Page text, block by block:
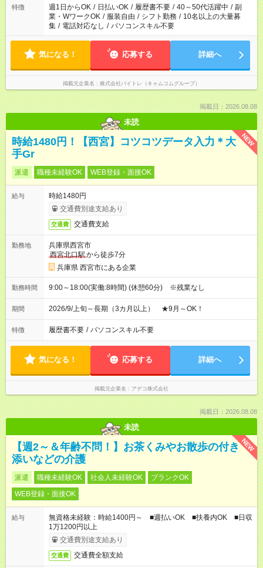
特徴 週1日からOK / 日払いOK / 履歴書不要 / 40～50代活躍中 / 副
業・WワークOK / 服装自由 / シフト勤務 / 10名以上の大量募
集 / 電話対応なし / パソコンスキル不要
気になる！ 応募する 詳細へ
掲載元企業名 株式会社バイトレ（キャムコムグループ）
掲載日：2026.08.08
未読
NEW
時給1480円！【西宮】コツコツデータ入力＊大
手Gr
派遣 職種未経験OK WEB登録・面接OK
給与
時給1480円
交通費別途支給あり
交通費 交通費支給
勤務地
兵庫県西宮市
西宮北口駅から徒歩7分
兵庫県 西宮市にある企業
勤務時間 9:00～18:00(実働:8時間) (休憩60分) ※残業なし
期間 2026/9/上旬～長期（3カ月以上） ★9月～OK！
特徴 履歴書不要 / パソコンスキル不要
気になる！ 応募する 詳細へ
掲載元企業名 アデコ株式会社
掲載日：2026.08.08
未読
NEW
【週2～＆年齢不問！】お茶くみやお散歩の付き
添いなどの介護
派遣 職種未経験OK 社会人未経験OK
ブランクOK
WEB登録・面接OK
給与
無資格未経験：時給1400円～ ■週払いOK ■扶養内OK ■日収
1万1200円以上
交通費別途支給あり
交通費 交通費全額支給